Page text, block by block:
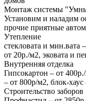
Монтаж системы
Установим и наладим
прочие приятные
Утепление
стекловата и мин.вата
от 20р./м2, эковата и
Внутренняя отделка
Гипсокартон – от
– от 800р/м2, блок-
Строительство заборов